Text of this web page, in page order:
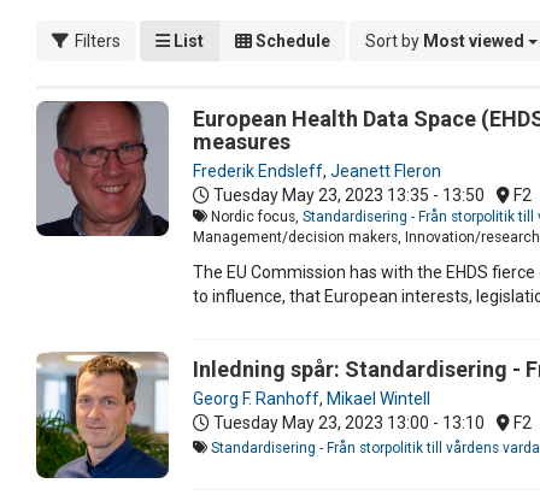
Filters List Schedule Sort by Most viewed
European Health Data Space
measures
Frederik Endsleff, Jeanett Fleron
Tuesday May 23, 2023 13:35 - 13:50 F2
Nordic focus, Standardisering - Från storpolitik
Management/decision makers, Innovation/
The EU Commission has with the EHDS
to influence, that European interests,
Inledning spår: Standardisering -
Georg F. Ranhoff, Mikael Wintell
Tuesday May 23, 2023 13:00 - 13:10 F2
Standardisering - Från storpolitik till vårdens